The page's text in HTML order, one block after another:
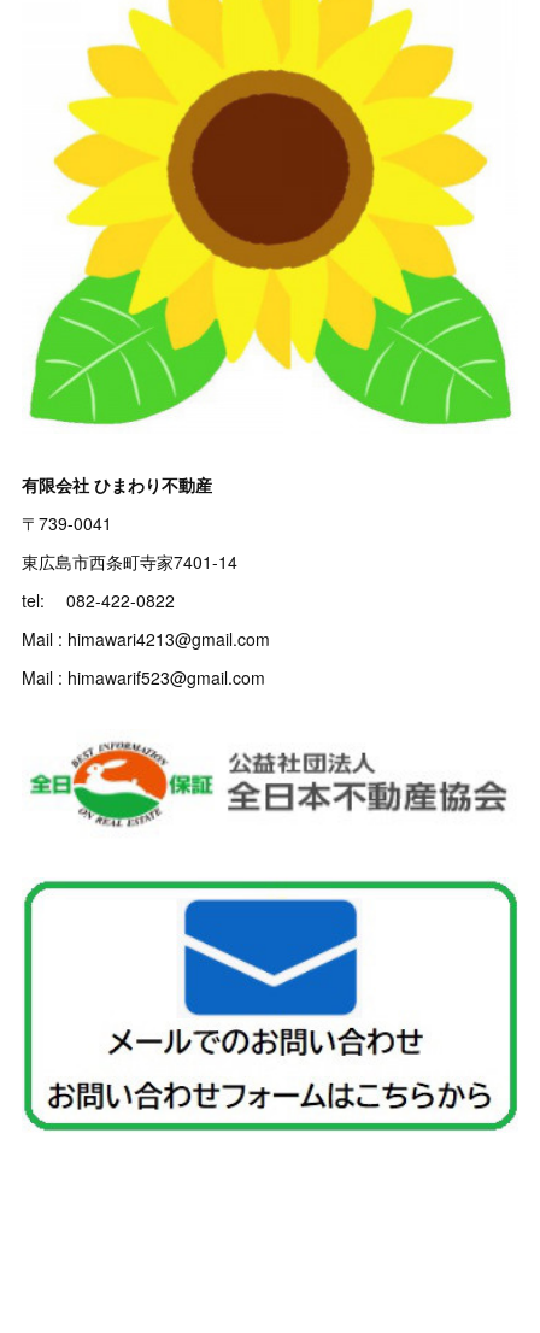
有限会社 ひまわり不動産
〒739-0041
東広島市西条町寺家7401-14
tel: 082-422-0822
Mail : himawari4213@gmail.com
Mail : himawarif523@gmail.com